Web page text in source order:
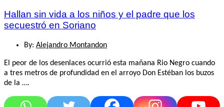
Hallan sin vida a los niños y el padre que los
secuestró en Soriano
By: Alejandro Montandon
El peor de los desenlaces ocurrió esta mañana Rio Negro cuando
a tres metros de profundidad en el arroyo Don Estéban los buzos
de la ….